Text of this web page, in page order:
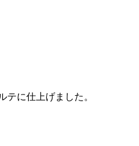
に仕上げました。